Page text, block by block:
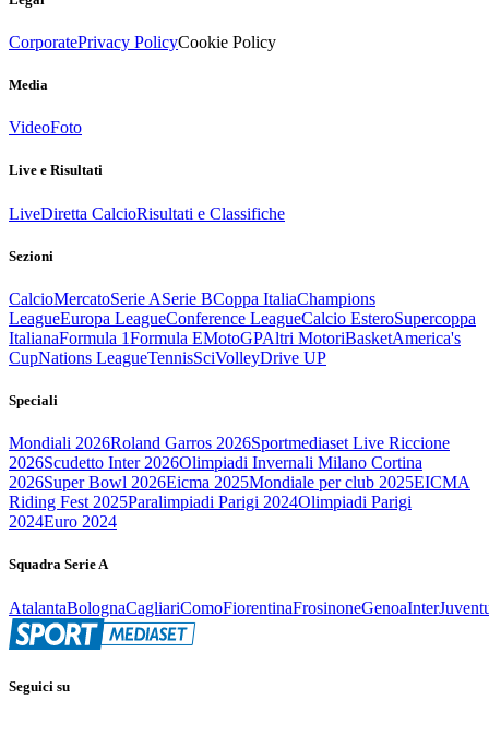
CorporatePrivacy PolicyCookie Policy
Media
VideoFoto
Live e Risultati
LiveDiretta CalcioRisultati e Classifiche
Sezioni
CalcioMercatoSerie ASerie BCoppa ItaliaChampions
LeagueEuropa LeagueConference LeagueCalcio EsteroSupercoppa
ItalianaFormula 1Formula EMotoGPAltri MotoriBasketAmerica's
CupNations LeagueTennisSciVolleyDrive UP
Speciali
Mondiali 2026Roland Garros 2026Sportmediaset Live Riccione
2026Scudetto Inter 2026Olimpiadi Invernali Milano Cortina
2026Super Bowl 2026Eicma 2025Mondiale per club 2025EICMA
Riding Fest 2025Paralimpiadi Parigi 2024Olimpiadi Parigi
2024Euro 2024
Squadra Serie A
AtalantaBolognaCagliariComoFiorentinaFrosinoneGenoaInter
Seguici su